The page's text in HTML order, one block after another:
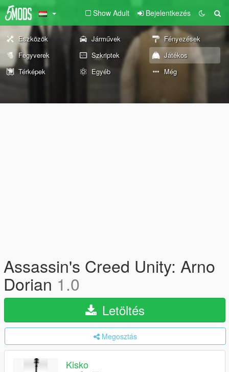
Show Adult Bejelentkezés
Eszközök Járművek
Fényezések
Fegyverek
Szkriptek
Játékos
Térképek
Egyéb Még
Assassin's Creed Unity: Arno
Dorian 1.0
Letöltés
Megosztás
Kisko